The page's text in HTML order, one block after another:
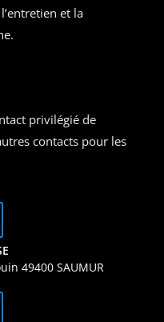
et la
privilégié de
contacts pour les
49400 SAUMUR